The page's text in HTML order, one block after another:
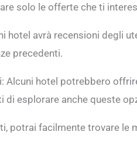
solo le offerte che ti
hotel avrà recensioni degli
precedenti.
Alcuni hotel potrebbero
di esplorare anche queste
potrai facilmente trovare